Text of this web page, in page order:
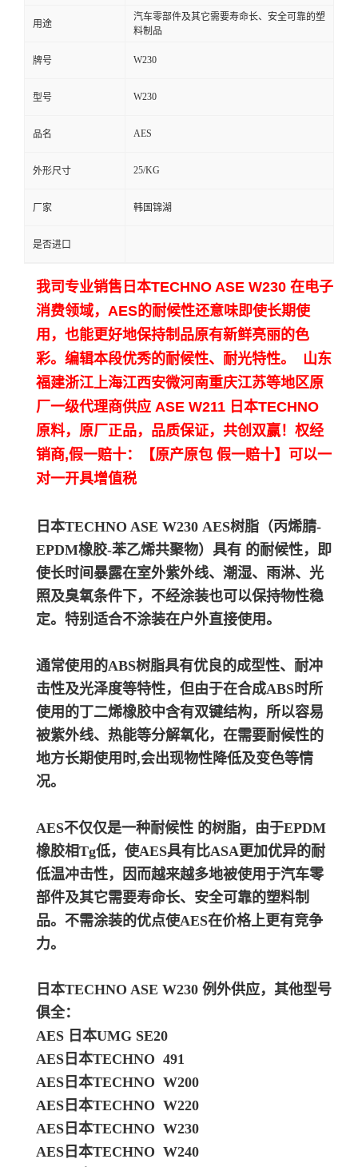
言
用途
汽车零部件及其它需要寿命长、安全可靠的塑
料制品
牌号 W230
型号 W230
品名 AES
外形尺寸 25/KG
厂家 韩国锦湖
是否进口
我司专业销售日本TECHNO ASE W230 在电子
消费领域，AES的耐候性还意味即使长期使
用，也能更好地保持制品原有新鲜亮丽的色
彩。编辑本段优秀的耐候性、耐光特性。 山东
福建浙江上海江西安微河南重庆江苏等地区原
厂一级代理商供应 ASE W211 日本TECHNO
原料，原厂正品，品质保证，共创双赢！权经
销商,假一赔十：【原产原包 假一赔十】可以一
对一开具增值税
日本TECHNO ASE W230 AES树脂（丙烯腈-
EPDM橡胶-苯乙烯共聚物）具有 的耐候性，即
使长时间暴露在室外紫外线、潮湿、雨淋、光
照及臭氧条件下，不经涂装也可以保持物性稳
定。 特别适合不涂装在户外直接使用。
通常使用的ABS树脂具有优良的成型性、耐冲
击性及光泽度等特性，但由于在合成ABS时所
使用的丁二烯橡胶中含有双键结构，所以容易
被紫外线、热能等分解氧化，在需要耐候性的
地方长期使用时,会出现物性降低及变色等情
况。
AES不仅仅是一种耐候性 的树脂，由于EPDM
橡胶相Tg低，使AES具有比ASA更加优异的耐
低温冲击性，因而越来越多地被使用于汽车零
部件及其它需要寿命长、安全可靠的塑料制
品。 不需涂装的优点使AES在价格上更有竞争
力。
日本TECHNO ASE W230 例外供应，其他型号
俱全：
AES 日本UMG SE20
AES日本TECHNO 491
AES日本TECHNO W200
AES日本TECHNO W220
AES日本TECHNO W230
AES日本TECHNO W240